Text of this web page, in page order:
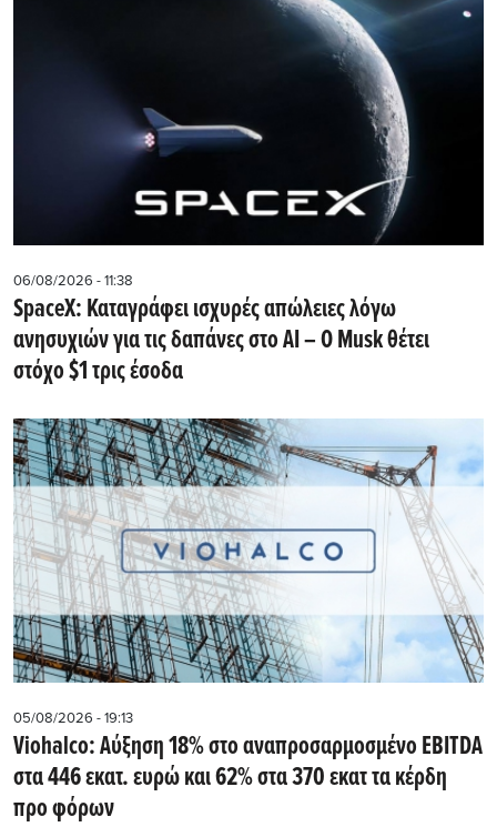
06/08/2026 - 11:38
SpaceX: Καταγράφει ισχυρές απώλειες λόγω
ανησυχιών για τις δαπάνες στο AI – Ο Musk θέτει
στόχο $1 τρις έσοδα
05/08/2026 - 19:13
Viohalco: Αύξηση 18% στο αναπροσαρμοσμένο EBITDA
στα 446 εκατ. ευρώ και 62% στα 370 εκατ τα κέρδη
προ φόρων